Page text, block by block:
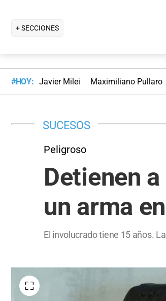
+ SECCIONES
#HOY: Javier Milei Maximiliano Pullaro
SUCESOS
Peligroso
Detienen
un arma
El involucrado tiene 15 años.